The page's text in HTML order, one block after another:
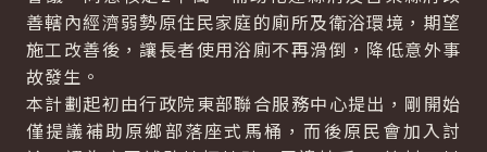
善轄內經濟弱勢原住民家庭的廁所及衛浴環境，期望
施工改善後，讓長者使用浴廁不再滑倒，降低意外事
故發生。
本計劃起初由行政院東部聯合服務中心提出，剛開始
僅提議補助原鄉部落座式馬桶，而後原民會加入討